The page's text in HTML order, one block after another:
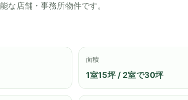
な店舗・事務所物件です。
面積
1室15坪 / 2室で30坪